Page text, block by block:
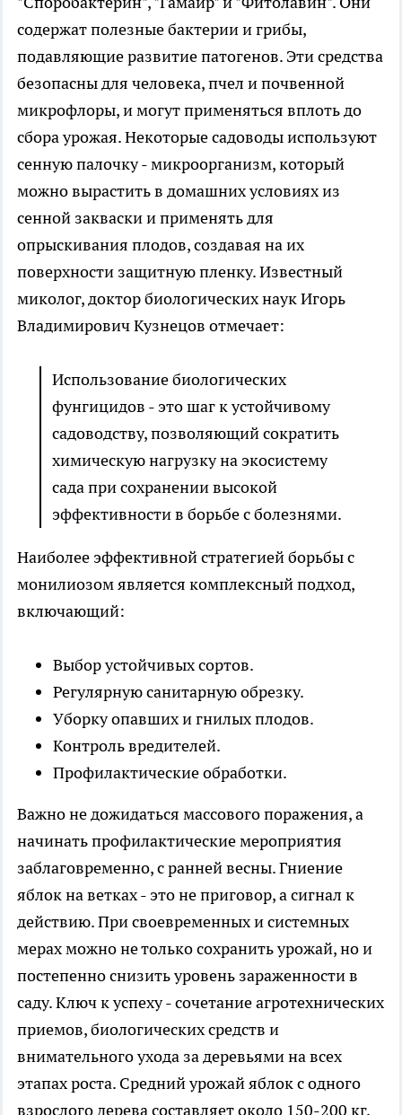
содержат полезные бактерии и грибы,
подавляющие развитие патогенов. Эти средства
безопасны для человека, пчел и почвенной
микрофлоры, и могут применяться вплоть до
сбора урожая. Некоторые садоводы используют
сенную палочку - микроорганизм, который
можно вырастить в домашних условиях из
сенной закваски и применять для
опрыскивания плодов, создавая на их
поверхности защитную пленку. Известный
миколог, доктор биологических наук Игорь
Владимирович Кузнецов отмечает:
Использование биологических
фунгицидов - это шаг к устойчивому
садоводству, позволяющий сократить
химическую нагрузку на экосистему
сада при сохранении высокой
эффективности в борьбе с болезнями.
Наиболее эффективной стратегией борьбы с
монилиозом является комплексный подход,
включающий:
Выбор устойчивых сортов.
Регулярную санитарную обрезку.
Уборку опавших и гнилых плодов.
Контроль вредителей.
Профилактические обработки.
Важно не дожидаться массового поражения, а
начинать профилактические мероприятия
заблаговременно, с ранней весны. Гниение
яблок на ветках - это не приговор, а сигнал к
действию. При своевременных и системных
мерах можно не только сохранить урожай, но и
постепенно снизить уровень зараженности в
саду. Ключ к успеху - сочетание агротехнических
приемов, биологических средств и
внимательного ухода за деревьями на всех
этапах роста. Средний урожай яблок с одного
взрослого дерева составляет около 150-200 кг,